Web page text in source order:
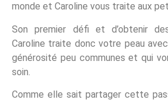
monde et Caroline vous traite aux
Son premier défi et d’obtenir
Caroline traite donc votre peau
générosité peu communes et qui
soin.
Comme elle sait partager cette